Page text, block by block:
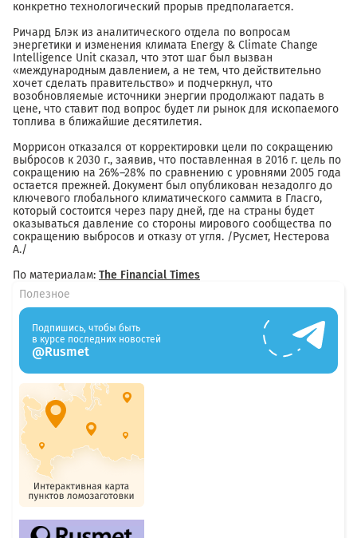
конкретно технологический прорыв предполагается.
Ричард Блэк из аналитического отдела по вопросам
энергетики и изменения климата Energy & Climate Change
Intelligence Unit сказал, что этот шаг был вызван
«международным давлением, а не тем, что действительно
хочет сделать правительство» и подчеркнул, что
возобновляемые источники энергии продолжают падать в
цене, что ставит под вопрос будет ли рынок для ископаемого
топлива в ближайшие десятилетия.
Моррисон отказался от корректировки цели по сокращению
выбросов к 2030 г., заявив, что поставленная в 2016 г. цель по
сокращению на 26%–28% по сравнению с уровнями 2005 года
остается прежней. Документ был опубликован незадолго до
ключевого глобального климатического саммита в Гласго,
который состоится через пару дней, где на страны будет
оказываться давление со стороны мирового сообщества по
сокращению выбросов и отказу от угля. /Русмет, Нестерова
А./
По материалам: The Financial Times
Полезное
Подпишись, чтобы быть
в курсе последних новостей
@Rusmet